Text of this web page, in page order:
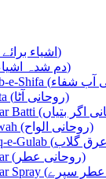
On Sale Products (اشیاء برائے سیل)
Dum Shuda Products (دم شدہ اشیاء)
Ruhani Aata (روحانی آٹا)
Ruhani Alwah (روحانی الواح)
Ruhani Attar (روحانی عطر)